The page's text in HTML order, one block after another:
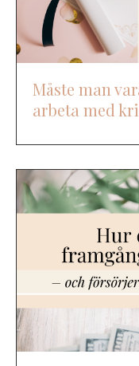
Måste man
arbeta med